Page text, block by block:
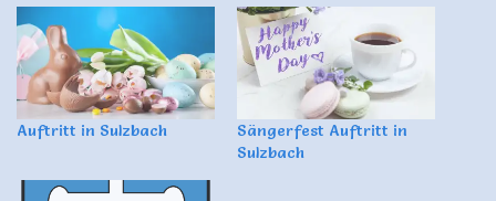
Auftritt in Sulzbach
Sängerfest Auftritt in
Sulzbach